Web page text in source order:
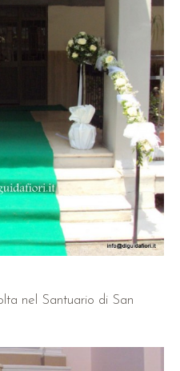
nel Santuario di San